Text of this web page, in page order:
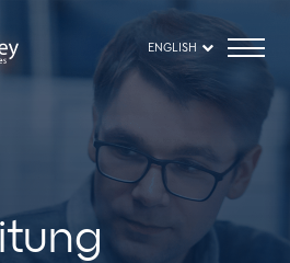
ENGLISH